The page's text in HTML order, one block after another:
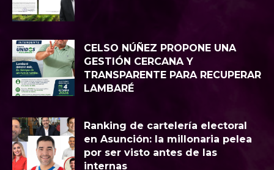
CELSO NÚÑEZ PROPONE UNA
GESTIÓN CERCANA Y
TRANSPARENTE PARA RECUPERAR
LAMBARÉ
Ranking de cartelería electoral
en Asunción: la millonaria pelea
por ser visto antes de las
internas